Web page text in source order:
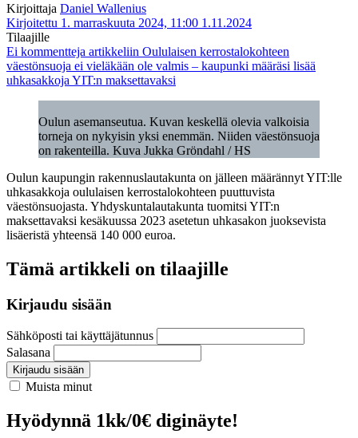
Kirjoittaja Daniel Wallenius
Kirjoitettu 1. marraskuuta 2024, 11:00 1.11.2024
Tilaajille
Ei kommentteja artikkeliin Oululaisen kerrostalokohteen
väestönsuoja ei vieläkään ole valmis – kaupunki määräsi lisää
uhkasakkoja YIT:n maksettavaksi
Oulun asemanseutua. Kuvan keskellä olevia valkoisia
torneja on nykyisin yksi enemmän. Niiden väestönsuoja
on rakenteilla. Kuva Jukka Gröndahl / HS
Oulun kaupungin rakennuslautakunta on jälleen määrännyt YIT:lle
uhkasakkoja oululaisen kerrostalokohteen puuttuvista
väestönsuojasta. Yhdyskuntalautakunta tuomitsi YIT:n
maksettavaksi kesäkuussa 2023 asetetun uhkasakon juoksevista
lisäeristä yhteensä 140 000 euroa.
Tämä artikkeli on tilaajille
Kirjaudu sisään
Sähköposti tai käyttäjätunnus
Salasana
Kirjaudu sisään
Muista minut
Hyödynnä 1kk/0€ diginäyte!